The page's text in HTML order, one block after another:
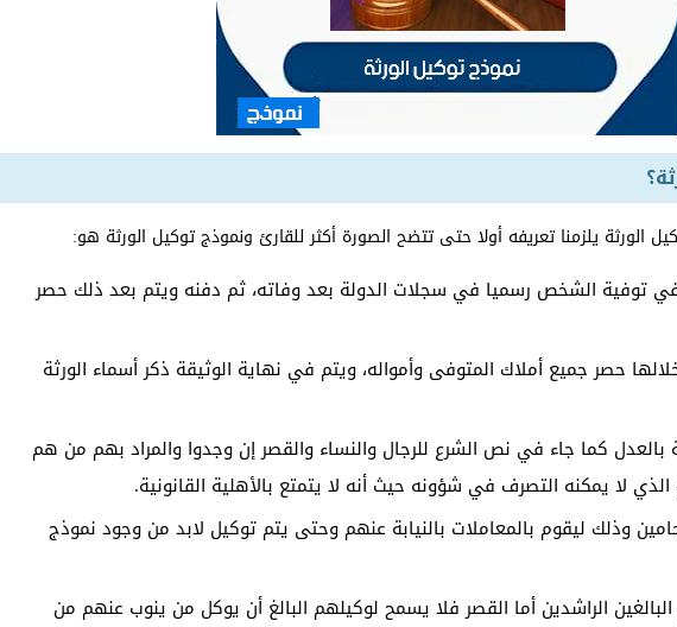
يلزمنا تعريفه أولا حتى تتضح الصورة أكثر للقارئ ونموذج توكيل الورثة هو:
في توفية الشخص رسميا في سجلات الدولة بعد وفاته، ثم دفنه ويتم بعد ذلك حصر
حصر جميع أملاك المتوفى وأمواله، ويتم في نهاية الوثيقة ذكر أسماء الورثة
بالعدل كما جاء في نص الشرع للرجال والنساء والقصر إن وجدوا والمراد بهم من هم
لا يمكنه التصرف في شؤونه حيث أنه لا يتمتع بالأهلية القانونية.
وذلك ليقوم بالمعاملات بالنيابة عنهم وحتى يتم توكيل لابد من وجود نموذج
الراشدين أما القصر فلا يسمح لوكيلهم البالغ أن يوكل من ينوب عنهم من